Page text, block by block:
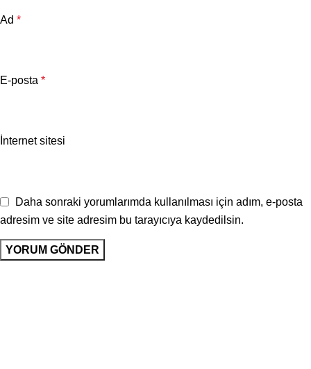
Ad *
E-posta *
İnternet sitesi
Daha sonraki yorumlarımda kullanılması için adım, e-posta
adresim ve site adresim bu tarayıcıya kaydedilsin.